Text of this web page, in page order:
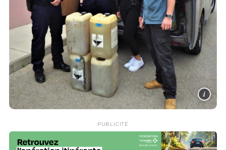
i
PUBLICITÉ